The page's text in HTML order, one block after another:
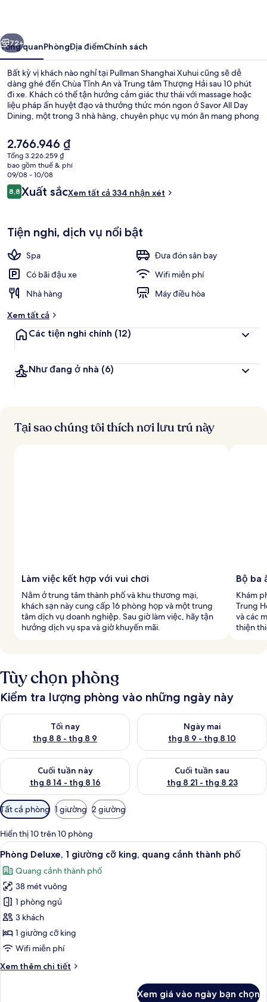
Tiếp
72+
Tổng quanPhòngĐịa điểmChính sách
Bất kỳ vị khách nào nghỉ tại Pullman Shanghai Xuhui cũng sẽ dễ
dàng ghé đến Chùa Tĩnh An và Trung tâm Thượng Hải sau 10 phút
đi xe. Khách có thể tận hưởng cảm giác thư thái với massage hoặc
liệu pháp ấn huyệt đạo và thưởng thức món ngon ở Savor All Day
Dining, một trong 3 nhà hàng, chuyên phục vụ món ăn mang phong
tối. Các tiện nghi nổi trội khác bao gồm câu lạc bộ sức khỏe phục vụ
24 giờ, trung tâm thể thao phục vụ 24 giờ và trung tâm thể thao. Từ
nơi lưu trú đến dịch vụ giao thông công cộng chỉ mất một quãng đi
bộ ngắn: cách Ga tàu điện ngầm Shanghai South 13 phút.
Giá
hiện
tại
là
2.766.946 ₫
2.766.946 ₫
Tổng 3.226.259 ₫
bao gồm thuế & phí
09/08 - 10/08
Nhận
xét
8,88,8 trên 10,
Xuất sắcXem tất cả 334 nhận xét
Tiện nghi, dịch vụ nổi bật
Spa
Đưa đón sân bay
Có bãi đậu xe
Wifi miễn phí
Nhà hàng
Máy điều hòa
Xem tất cả
Các tiện nghi chính (12)
Như đang ở nhà (6)
Tại sao chúng tôi thích nơi lưu trú này
Làm việc kết hợp với vui chơi
Nằm ở trung tâm thành phố và khu thương mại,
khách sạn này cung cấp 16 phòng họp và một trung
tâm dịch vụ doanh nghiệp. Sau giờ làm việc, hãy tận
hưởng dịch vụ spa và giờ khuyến mãi.
Bộ ba
Khám
Trung
và các
thiện
Tùy chọn phòng
Kiểm tra lượng phòng vào những ngày này
Tối nay
thg 8 8 - thg 8 9
Kiểm tra lượng phòng tối nay từ thg 8 8 - thg 8 9
Ngày mai
thg 8 9 - thg 8 10
Kiểm tra lượng phòng ngày
Cuối tuần này
thg 8 14 - thg 8 16
Kiểm tra lượng phòng cuối tuần này từ thg 8 14 - thg 8 16
Cuối tuần sau
thg 8 21 - thg 8 23
Kiểm tra lượng phòng cuối
Bộ
lọc
có
thể
dùng
để
lọc
tìm
phòng
Tất cả phòng 1 giường 2 giường
Hiển thị 10 trên 10 phòng
Xem
tất
cả
ảnh
Phòng
Deluxe,
1
giường
king,
Minibar, két bảo mật tại phòng, bàn
7
Phòng Deluxe, 1 giường cỡ king, quang cảnh thành phố
Quang cảnh thành phố
38 mét vuông
1 phòng ngủ
3 khách
1 giường cỡ king
Wifi miễn phí
Xem thêm chi tiết
Chi
Xem giá vào ngày bạn chọn